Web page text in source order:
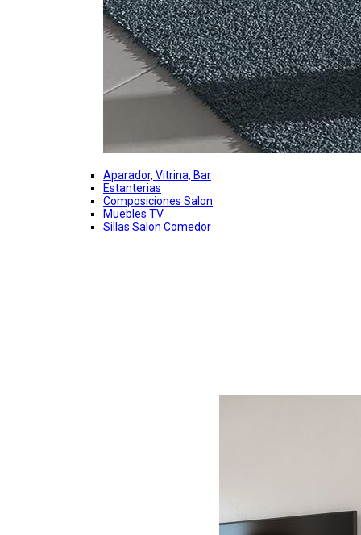
Aparador, Vitrina, Bar
Estanterias
Composiciones Salon
Muebles TV
Sillas Salon Comedor